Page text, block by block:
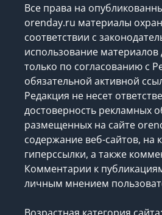
Все права на
orenday.ru материалы
соответствии с
использование материалов
только по согласованию с
обязательной активной
Редакция не несет
достоверность рекламных
размещенных на сайте
содержание веб-сайтов, на
гиперссылки, а также
Комментарии к
личным мнением